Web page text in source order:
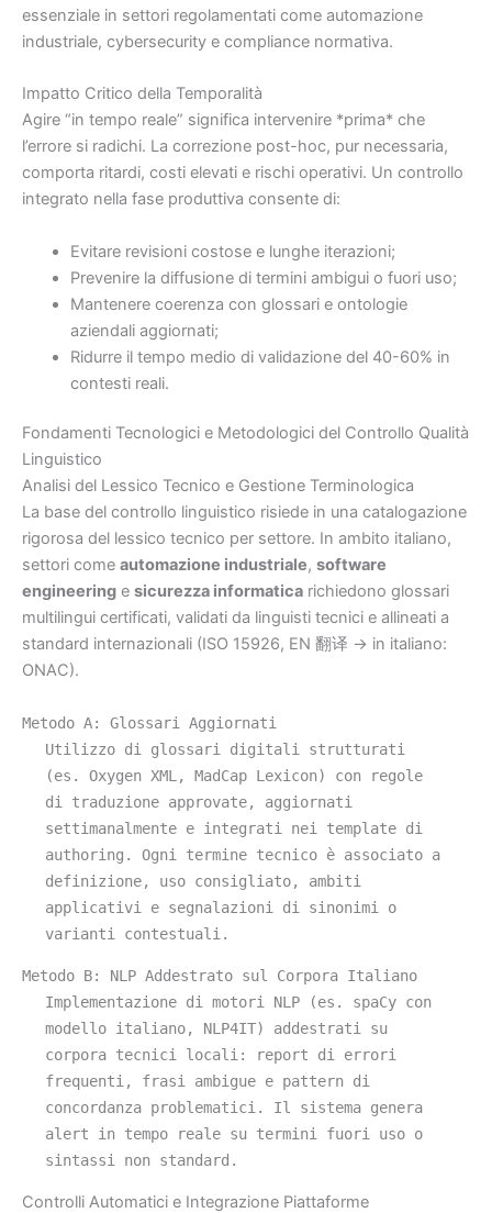
essenziale in settori regolamentati come automazione
industriale, cybersecurity e compliance normativa.
Impatto Critico della Temporalità
Agire “in tempo reale” significa intervenire *prima* che
l’errore si radichi. La correzione post-hoc, pur necessaria,
comporta ritardi, costi elevati e rischi operativi. Un controllo
integrato nella fase produttiva consente di:
Evitare revisioni costose e lunghe iterazioni;
Prevenire la diffusione di termini ambigui o fuori uso;
Mantenere coerenza con glossari e ontologie
aziendali aggiornati;
Ridurre il tempo medio di validazione del 40-60% in
contesti reali.
Fondamenti Tecnologici e Metodologici del Controllo Qualità
Linguistico
Analisi del Lessico Tecnico e Gestione Terminologica
La base del controllo linguistico risiede in una catalogazione
rigorosa del lessico tecnico per settore. In ambito italiano,
settori come automazione industriale, software
engineering e sicurezza informatica richiedono glossari
multilingui certificati, validati da linguisti tecnici e allineati a
standard internazionali (ISO 15926, EN 翻译 → in italiano:
ONAC).
Metodo A: Glossari Aggiornati
Utilizzo di glossari digitali strutturati
(es. Oxygen XML, MadCap Lexicon) con regole
di traduzione approvate, aggiornati
settimanalmente e integrati nei template di
authoring. Ogni termine tecnico è associato a
definizione, uso consigliato, ambiti
applicativi e segnalazioni di sinonimi o
varianti contestuali.
Metodo B: NLP Addestrato sul Corpora Italiano
Implementazione di motori NLP (es. spaCy con
modello italiano, NLP4IT) addestrati su
corpora tecnici locali: report di errori
frequenti, frasi ambigue e pattern di
concordanza problematici. Il sistema genera
alert in tempo reale su termini fuori uso o
sintassi non standard.
Controlli Automatici e Integrazione Piattaforme